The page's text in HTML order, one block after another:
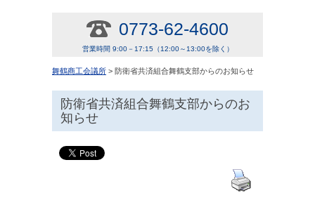
0773-62-4600
営業時間 9:00－17:15（12:00～13:00を除く）
舞鶴商工会議所 > 防衛省共済組合舞鶴支部からのお知らせ
防衛省共済組合舞鶴支部からのお
知らせ